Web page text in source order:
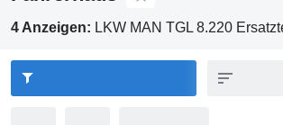
4 Anzeigen: LKW MAN TGL 8.220